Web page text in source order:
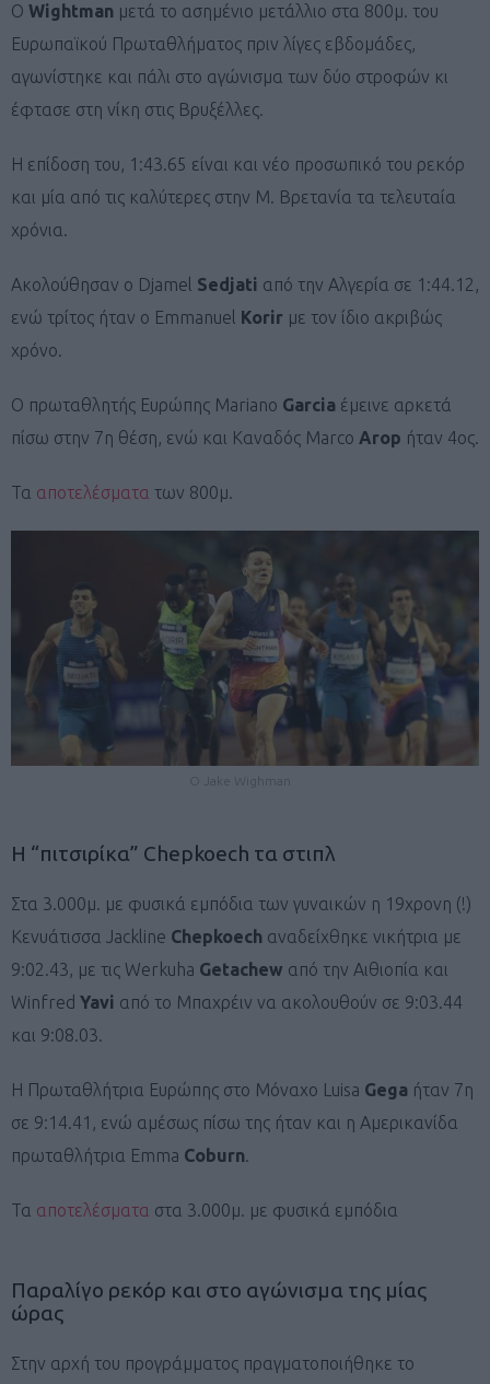
Ο Wightman μετά το ασημένιο μετάλλιο στα 800μ. του
Ευρωπαϊκού Πρωταθλήματος πριν λίγες εβδομάδες,
αγωνίστηκε και πάλι στο αγώνισμα των δύο στροφών κι
έφτασε στη νίκη στις Βρυξέλλες.
Η επίδοση του, 1:43.65 είναι και νέο προσωπικό του ρεκόρ
και μία από τις καλύτερες στην Μ. Βρετανία τα τελευταία
χρόνια.
Ακολούθησαν ο Djamel Sedjati από την Αλγερία σε 1:44.12,
ενώ τρίτος ήταν ο Emmanuel Korir με τον ίδιο ακριβώς
χρόνο.
Ο πρωταθλητής Ευρώπης Mariano Garcia έμεινε αρκετά
πίσω στην 7η θέση, ενώ και Καναδός Marco Arop ήταν 4ος.
Τα αποτελέσματα των 800μ.
Ο Jake Wighman
Η “πιτσιρίκα” Chepkoech τα στιπλ
Στα 3.000μ. με φυσικά εμπόδια των γυναικών η 19χρονη (!)
Κενυάτισσα Jackline Chepkoech αναδείχθηκε νικήτρια με
9:02.43, με τις Werkuha Getachew από την Αιθιοπία και
Winfred Yavi από το Μπαχρέιν να ακολουθούν σε 9:03.44
και 9:08.03.
Η Πρωταθλήτρια Ευρώπης στο Μόναχο Luisa Gega ήταν 7η
σε 9:14.41, ενώ αμέσως πίσω της ήταν και η Αμερικανίδα
πρωταθλήτρια Emma Coburn
Τα αποτελέσματα στα 3.000μ. με φυσικά εμπόδια
Παραλίγο ρεκόρ και στο αγώνισμα της μίας
ώρας
Στην αρχή του προγράμματος πραγματοποιήθηκε το